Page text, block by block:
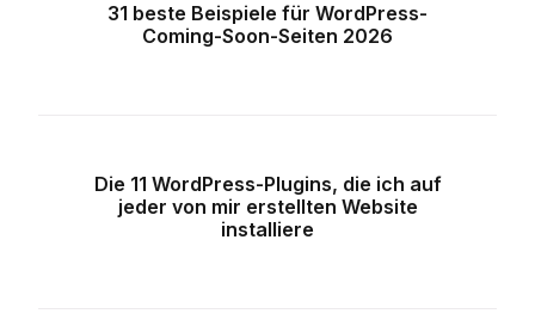
31 beste Beispiele für WordPress-
Coming-Soon-Seiten 2026
Die 11 WordPress-Plugins, die ich auf
jeder von mir erstellten Website
installiere